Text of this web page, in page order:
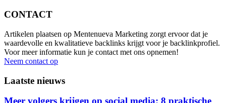
CONTACT
Artikelen plaatsen op Mentenueva Marketing zorgt ervoor dat je
waardevolle en kwalitatieve backlinks krijgt voor je backlinkprofiel.
Voor meer informatie kun je contact met ons opnemen!
Neem contact op
Laatste nieuws